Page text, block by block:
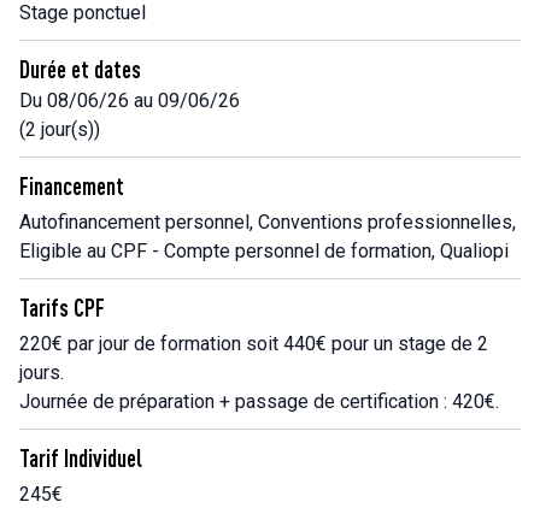
Stage ponctuel
Durée et dates
Du 08/06/26 au 09/06/26
(2 jour(s))
Financement
Autofinancement personnel, Conventions professionnelles,
Eligible au CPF - Compte personnel de formation, Qualiopi
Tarifs CPF
220€ par jour de formation soit 440€ pour un stage de 2
jours.
Journée de préparation + passage de certification : 420€.
Tarif Individuel
245€